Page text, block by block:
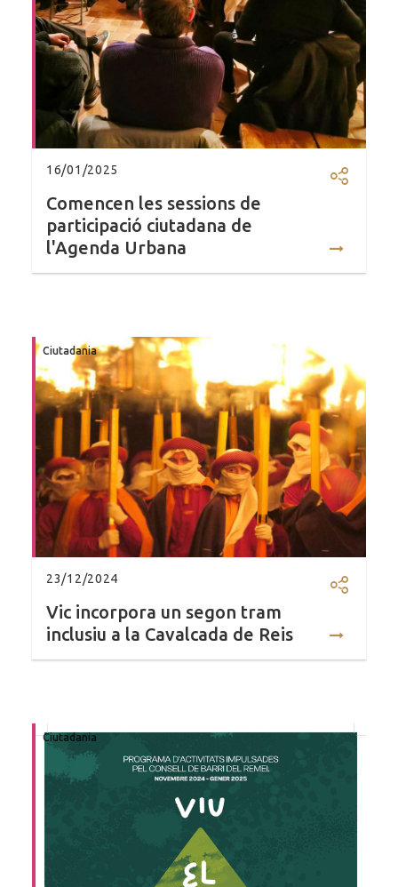
16/01/2025
Comencen les sessions de
participació ciutadana de
l'Agenda Urbana
Ciutadania
23/12/2024
Vic incorpora un segon tram
inclusiu a la Cavalcada de Reis
Ciutadania